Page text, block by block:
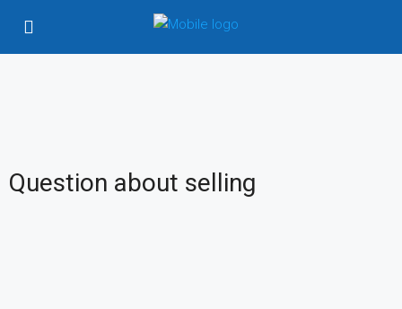
Question about selling